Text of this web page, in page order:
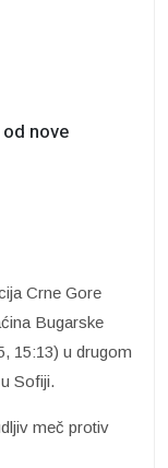
nove
Crne Gore
Bugarske
15:13) u drugom
Sofiji.
meč protiv